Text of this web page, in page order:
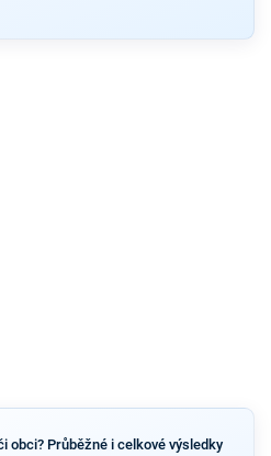
obci? Průběžné i celkové výsledky